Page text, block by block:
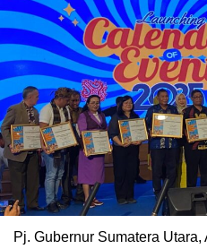
Pj. Gubernur Sumatera